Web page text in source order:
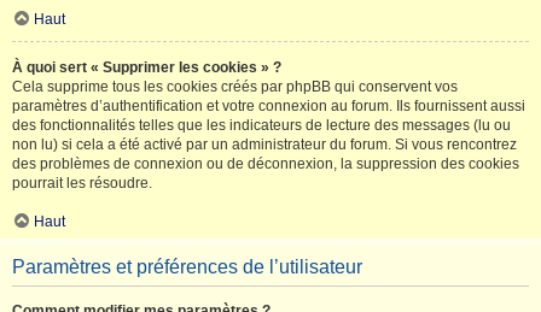
Haut
À quoi sert « Supprimer les cookies » ?
Cela supprime tous les cookies créés par phpBB qui conservent vos
paramètres d’authentification et votre connexion au forum. Ils fournissent aussi
des fonctionnalités telles que les indicateurs de lecture des messages (lu ou
non lu) si cela a été activé par un administrateur du forum. Si vous rencontrez
des problèmes de connexion ou de déconnexion, la suppression des cookies
pourrait les résoudre.
Haut
Paramètres et préférences de l’utilisateur